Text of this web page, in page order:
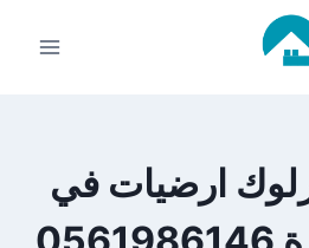
ارضيات في